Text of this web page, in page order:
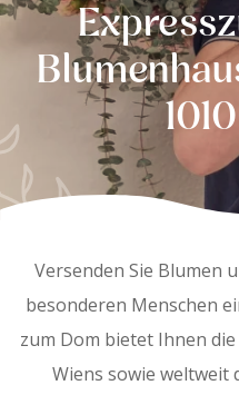
Versenden Sie Blumen
besonderen Menschen
zum Dom bietet Ihnen
Wiens sowie weltweit